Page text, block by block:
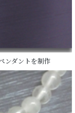
ンダントを制作